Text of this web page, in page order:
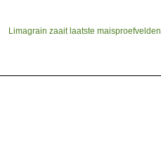
Limagrain zaait laatste maisproefvelden